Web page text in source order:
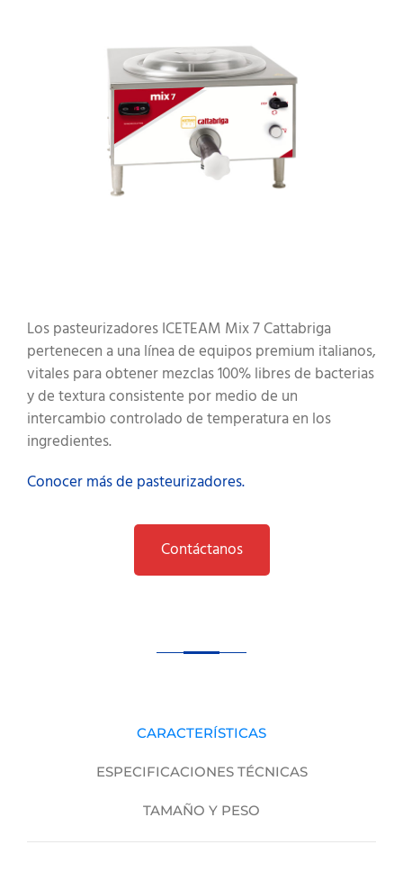
Los pasteurizadores ICETEAM Mix 7 Cattabriga
pertenecen a una línea de equipos premium italianos,
vitales para obtener mezclas 100% libres de bacterias
y de textura consistente por medio de un
intercambio controlado de temperatura en los
ingredientes.
Conocer más de pasteurizadores.
Contáctanos
CARACTERÍSTICAS
ESPECIFICACIONES TÉCNICAS
TAMAÑO Y PESO